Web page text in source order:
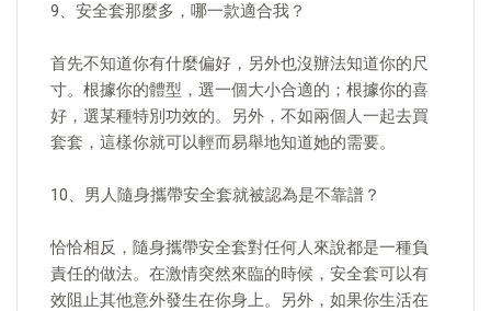
9、安全套那麼多，哪一款適合我？
首先不知道你有什麼偏好，另外也沒辦法知道你的尺
寸。根據你的體型，選一個大小合適的；根據你的喜
好，選某種特別功效的。另外，不如兩個人一起去買
套套，這樣你就可以輕而易舉地知道她的需要。
10、男人隨身攜帶安全套就被認為是不靠譜？
恰恰相反，隨身攜帶安全套對任何人來說都是一種負
責任的做法。在激情突然來臨的時候，安全套可以有
效阻止其他意外發生在你身上。另外，如果你生活在